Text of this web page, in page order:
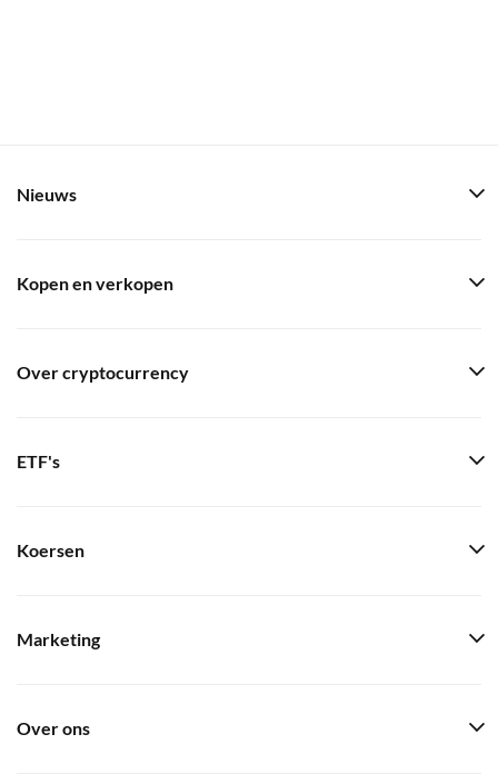
Nieuws
Kopen en verkopen
Over cryptocurrency
ETF's
Koersen
Marketing
Over ons